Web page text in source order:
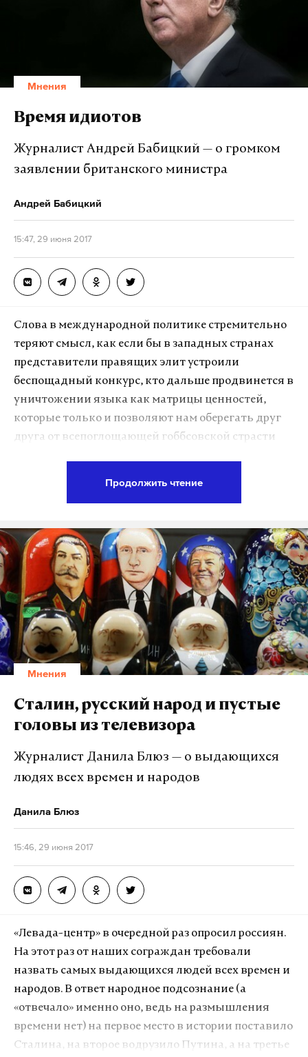
Мнения
Время идиотов
Журналист Андрей Бабицкий — о громком
заявлении британского министра
Андрей Бабицкий
15:47, 29 июня 2017
Слова в международной политике стремительно
теряют смысл, как если бы в западных странах
представители правящих элит устроили
беспощадный конкурс, кто дальше продвинется в
уничтожении языка как матрицы ценностей,
которые только и позволяют нам оберегать друг
друга от всепоглощающей гоббсовской страсти
Фэллон сообщил, что Лондон рассматривает
возможность ответов на кибератаки
авиаударами. Он предупредил желающих
атаковать британские системы, что ответ может
последовать «любым способом
— с воздуха, на
земле, на море или в киберпространстве».
Только мне кажется, что это заявление
уважаемого британского министра лишает
подлинного и страшного значения слово «война»,
оно теряет связь с такими категориями, как
«хаос», «горе», «смерть», «жестокость» (это ряд
можно продолжать до бесконечности). Действия
совершенствованию той сферы, за которую он
несет ответственность, распоряжения,
директивы и приказы. Формирование языка, в
который встроены механизмы купирования
бессердечия и кровожадности рода человеческого,
— едва ли не более важная сфера его
протяжении всей своей истории. И понимание,
насколько губительны последствия любой
войны, вынуждают его придумывать правила ее
ведения – чтобы хотя бы отчасти нейтрализовать
тот колоссальный ущерб, который наносят
миропорядку состязания взрослых мужчин в
Продолжить чтение
Мнения
Сталин, русский народ и пустые
головы из телевизора
Журналист Данила Блюз — о выдающихся
людях всех времен и народов
Данила Блюз
15:46, 29 июня 2017
«Левада-центр» в очередной раз опросил россиян.
На этот раз от наших сограждан требовали
назвать самых выдающихся людей всех времен и
народов. В ответ народное подсознание (а
«отвечало» именно оно, ведь на размышления
времени нет) на первое место в истории поставило
Сталина, на второе водрузило Путина, а на третье